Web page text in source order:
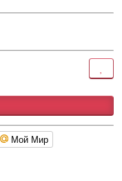
Мой Мир